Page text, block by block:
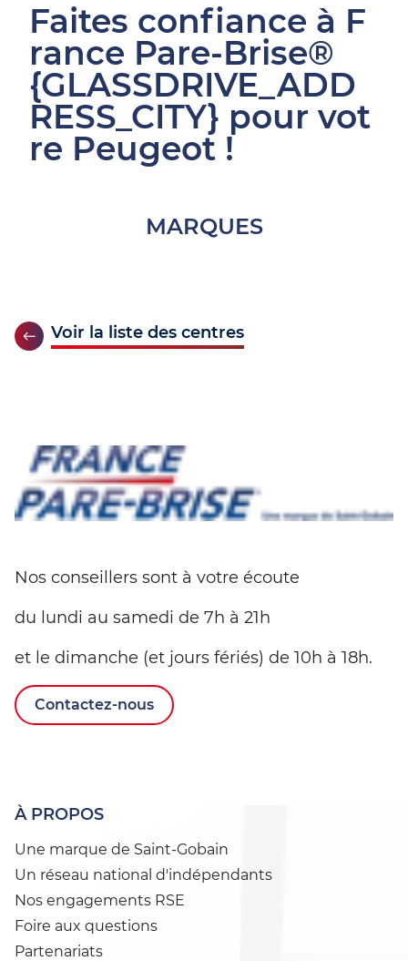
Faites confiance à F
rance Pare-Brise®
{GLASSDRIVE_ADD
RESS_CITY} pour vot
re Peugeot !
MARQUES
Voir la liste des centres
Nos conseillers sont à votre écoute
du lundi au samedi de 7h à 21h
et le dimanche (et jours fériés) de 10h à 18h.
Contactez-nous
À PROPOS
Une marque de Saint-Gobain
Un réseau national d'indépendants
Nos engagements RSE
Foire aux questions
Partenariats